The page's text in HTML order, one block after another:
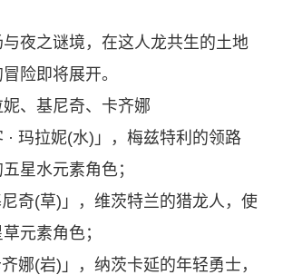
夜之谜境，在这人龙共生的土地
险即将展开。
妮、基尼奇、卡齐娜
· 玛拉妮(水)」，梅兹特利的领路
星水元素角色；
尼奇(草)」，维茨特兰的猎龙人，使
元素角色；
齐娜(岩)」，纳茨卡延的年轻勇士，